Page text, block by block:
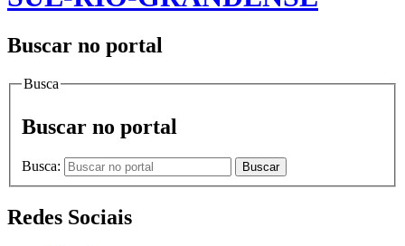
Buscar no portal
Busca
Buscar no portal
Busca: Buscar
Redes Sociais